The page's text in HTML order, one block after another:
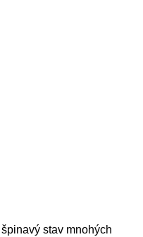
stav mnohých